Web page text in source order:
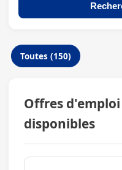
Toutes (150)
Offres d'emploi
disponibles